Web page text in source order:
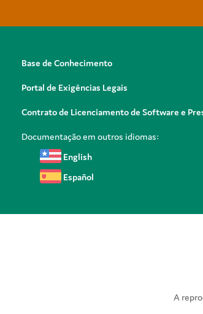
Base de Conhecimento
Portal de Exigências Legais
Contrato de Licenciamento de Software e
Documentação em outros idiomas:
English
Español
A